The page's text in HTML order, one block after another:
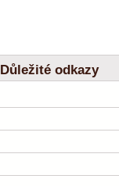
Důležité odkazy